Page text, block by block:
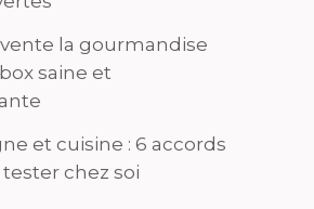
la gourmandise
saine et
et cuisine : 6 accords
chez soi